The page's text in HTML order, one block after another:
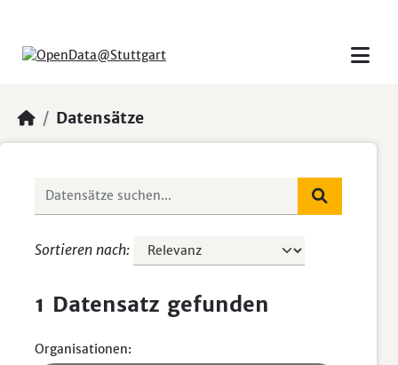
Datensätze
Sortieren nach
1 Datensatz gefunden
Organisationen: